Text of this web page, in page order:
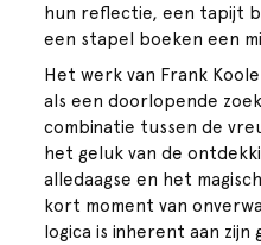
hun reflectie, een tapijt
een stapel boeken een
Het werk van Frank
als een doorlopende
combinatie tussen de
het geluk van de
alledaagse en het
kort moment van
logica is inherent aan